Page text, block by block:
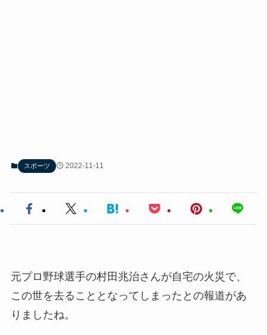
スポーツ 2022-11-11
元プロ野球選手の村田兆治さんが自宅の火災で、
この世を去ることとなってしまったとの報道があ
りましたね。